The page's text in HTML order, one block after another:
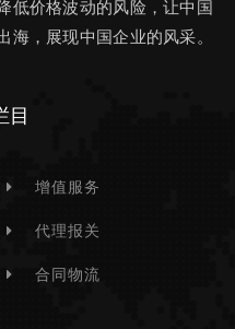
低价格波动的风险，让中国
，展现中国企业的风采。
目
增值服务
代理报关
合同物流